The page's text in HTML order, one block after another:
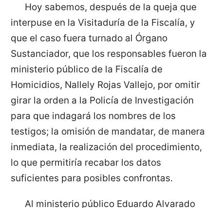
Hoy sabemos, después de la queja que
interpuse en la Visitaduría de la Fiscalía, y
que el caso fuera turnado al Órgano
Sustanciador, que los responsables fueron la
ministerio público de la Fiscalía de
Homicidios, Nallely Rojas Vallejo, por omitir
girar la orden a la Policía de Investigación
para que indagará los nombres de los
testigos; la omisión de mandatar, de manera
inmediata, la realización del procedimiento,
lo que permitiría recabar los datos
suficientes para posibles confrontas.
Al ministerio público Eduardo Alvarado